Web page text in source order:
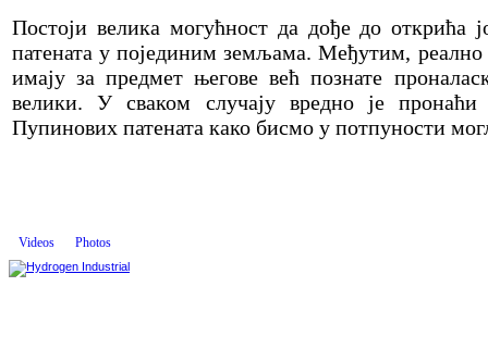
Постоји велика могућност да дође до открића
патената у појединим земљама. Међутим, реално
имају за предмет његове већ познате
велики. У сваком случају вредно је
Пупинових патената како бисмо у потпуности
Videos Photos